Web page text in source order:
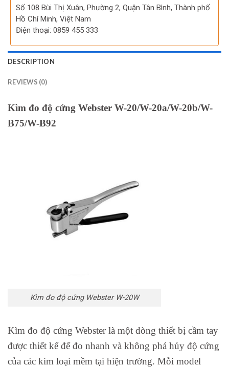
Số 108 Bùi Thị Xuân, Phường 2, Quận Tân Bình, Thành phố
Hồ Chí Minh, Việt Nam
Điện thoại: 0859 455 333
DESCRIPTION
REVIEWS (0)
Kìm đo độ cứng Webster W-20/W-20a/W-20b/W-
B75/W-B92
Kìm đo độ cứng Webster W-20W
Kìm đo độ cứng Webster là một dòng thiết bị cầm tay
được thiết kế để đo nhanh và không phá hủy độ cứng
của các kim loại mềm tại hiện trường. Mỗi model